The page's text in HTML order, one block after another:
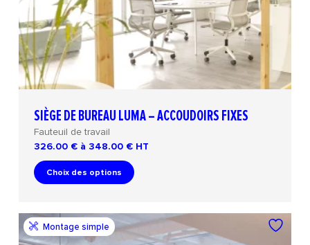
SIÈGE DE BUREAU LUMA – ACCOUDOIRS FIXES
Fauteuil de travail
326.00 € à 348.00 € HT
Choix des options
Montage simple